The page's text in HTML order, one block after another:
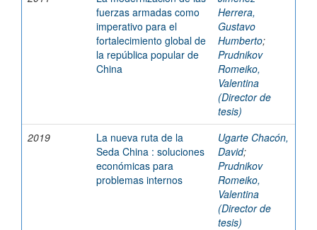
fuerzas armadas como
imperativo para el
fortalecimiento global de
la república popular de
China
Herrera,
Gustavo
Humberto;
Prudnikov
Romeiko,
Valentina
(Director de
tesis)
2019
La nueva ruta de la
Seda China : soluciones
económicas para
problemas internos
Ugarte Chacón,
David;
Prudnikov
Romeiko,
Valentina
(Director de
tesis)